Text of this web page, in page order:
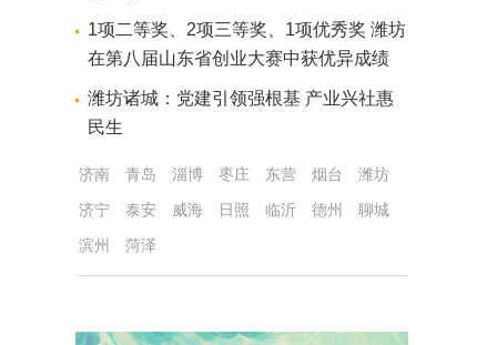
1项二等奖、2项三等奖、1项优秀奖 潍坊
在第八届山东省创业大赛中获优异成绩
潍坊诸城：党建引领强根基 产业兴社惠
民生
济南 青岛 淄博 枣庄 东营 烟台
潍坊
济宁
泰安 威海 日照 临沂 德州
聊城
滨州
菏泽